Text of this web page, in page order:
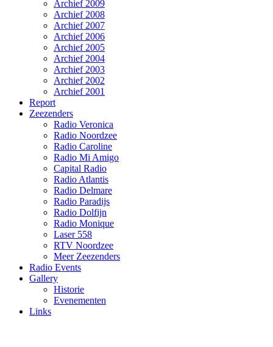
Archief 2009
Archief 2008
Archief 2007
Archief 2006
Archief 2005
Archief 2004
Archief 2003
Archief 2002
Archief 2001
Report
Zeezenders
Radio Veronica
Radio Noordzee
Radio Caroline
Radio Mi Amigo
Capital Radio
Radio Atlantis
Radio Delmare
Radio Paradijs
Radio Dolfijn
Radio Monique
Laser 558
RTV Noordzee
Meer Zeezenders
Radio Events
Gallery
Historie
Evenementen
Links